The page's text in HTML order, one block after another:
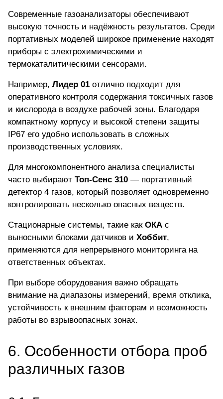
Современные газоанализаторы обеспечивают
высокую точность и надёжность результатов. Среди
портативных моделей широкое применение находят
приборы с электрохимическими и
термокаталитическими сенсорами.
Например, Лидер 01 отлично подходит для
оперативного контроля содержания токсичных газов
и кислорода в воздухе рабочей зоны. Благодаря
компактному корпусу и высокой степени защиты
IP67 его удобно использовать в сложных
производственных условиях.
Для многокомпонентного анализа специалисты
часто выбирают Топ-Сенс 310 — портативный
детектор 4 газов, который позволяет одновременно
контролировать несколько опасных веществ.
Стационарные системы, такие как ОКА с
выносными блоками датчиков и Хоббит,
применяются для непрерывного мониторинга на
ответственных объектах.
При выборе оборудования важно обращать
внимание на диапазоны измерений, время отклика,
устойчивость к внешним факторам и возможность
работы во взрывоопасных зонах.
6. Особенности отбора проб
различных газов